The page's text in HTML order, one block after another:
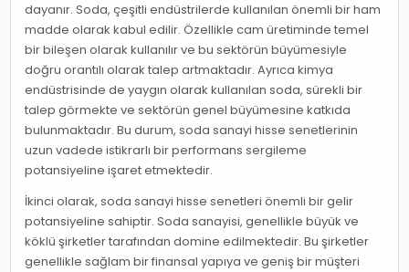
dayanır. Soda, çeşitli endüstrilerde kullanılan önemli bir ham
madde olarak kabul edilir. Özellikle cam üretiminde temel
bir bileşen olarak kullanılır ve bu sektörün büyümesiyle
doğru orantılı olarak talep artmaktadır. Ayrıca kimya
endüstrisinde de yaygın olarak kullanılan soda, sürekli bir
talep görmekte ve sektörün genel büyümesine katkıda
bulunmaktadır. Bu durum, soda sanayi hisse senetlerinin
uzun vadede istikrarlı bir performans sergileme
potansiyeline işaret etmektedir.
İkinci olarak, soda sanayi hisse senetleri önemli bir gelir
potansiyeline sahiptir. Soda sanayisi, genellikle büyük ve
köklü şirketler tarafından domine edilmektedir. Bu şirketler
genellikle sağlam bir finansal yapıya ve geniş bir müşteri